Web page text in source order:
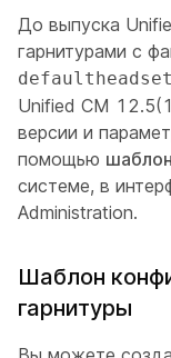
До выпуска
гарнитурами с
Unified CM
версии и
помощью
системе, в
Administration.
Шаблон
гарнитуры